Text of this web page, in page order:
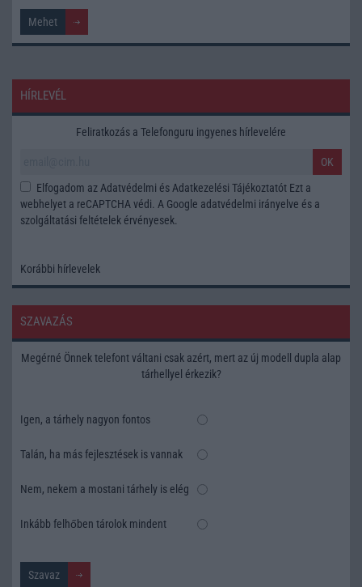
HÍRLEVÉL
Feliratkozás a Telefonguru ingyenes hírlevelére
OK
Elfogadom az Adatvédelmi és Adatkezelési Tájékoztatót Ezt a
webhelyet a reCAPTCHA védi. A Google adatvédelmi irányelve és a
szolgáltatási feltételek érvényesek.
Korábbi hírlevelek
SZAVAZÁS
Megérné Önnek telefont váltani csak azért, mert az új modell dupla alap
tárhellyel érkezik?
Igen, a tárhely nagyon fontos
Talán, ha más fejlesztések is vannak
Nem, nekem a mostani tárhely is elég
Inkább felhőben tárolok mindent